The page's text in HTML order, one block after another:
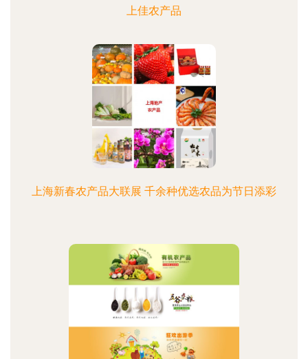
上佳农产品
上海新春农产品大联展 千余种优选农品为节日添彩